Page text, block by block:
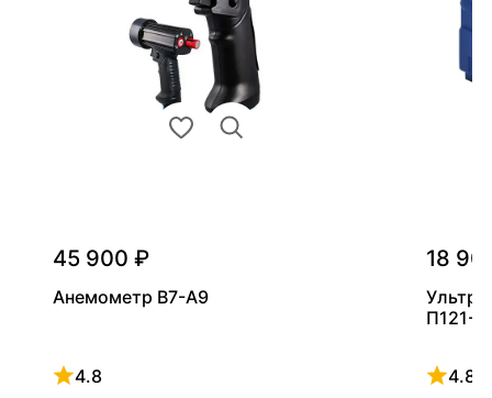
45 900 ₽
Анемометр В7-А9
4.8
Рейтинг 4.8 из 5
18
П121-
4.8